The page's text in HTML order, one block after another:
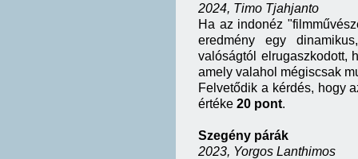
2024, Timo Tjahjanto
Ha az indonéz
eredmény egy
valóságtól elrugaszkodott,
amely valahol mégiscsak
Felvetődik a kérdés, hogy
értéke 20 pont.
Szegény párák
2023, Yorgos Lanthimos